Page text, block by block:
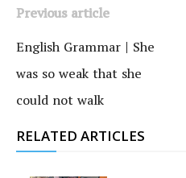
Previous article
English Grammar | She
was so weak that she
could not walk
RELATED ARTICLES